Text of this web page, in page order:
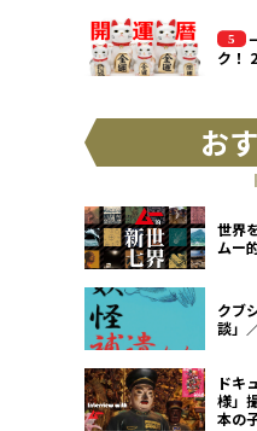
ク！
お
世界
ムー
クブ
談」
ドキ
様」
本の